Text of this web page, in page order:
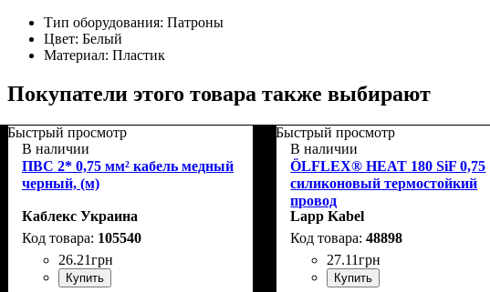
Тип оборудования: Патроны
Цвет: Белый
Материал: Пластик
Покупатели этого товара также выбирают
Быстрый просмотр
В наличии
ПВС 2* 0,75 мм² кабель медный
черный, (м)
Каблекс Украина
105540
26.21грн
Купить
Быстрый просмотр
В наличии
ÖLFLEX® HEAT 180 SiF 0,75
силиконовый термостойкий
провод
Lapp Kabel
48898
27.11грн
Купить